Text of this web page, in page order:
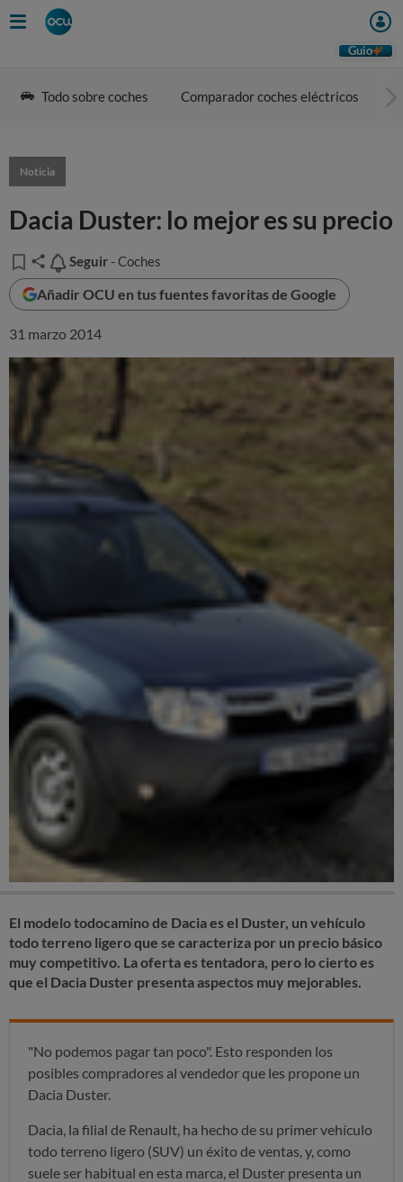
Guio
Todo sobre coches Comparador coches eléctricos
Noticia
Dacia Duster: lo mejor es su precio
Seguir
Seguir - Coches
Añadir OCU en tus fuentes favoritas de Google
31 marzo 2014
El modelo todocamino de Dacia es el Duster, un vehículo
todo terreno ligero que se caracteriza por un precio básico
muy competitivo. La oferta es tentadora, pero lo cierto es
que el Dacia Duster presenta aspectos muy mejorables.
"No podemos pagar tan poco". Esto responden los
posibles compradores al vendedor que les propone un
Dacia Duster.
Dacia, la filial de Renault, ha hecho de su primer vehículo
todo terreno ligero (SUV) un éxito de ventas, y, como
suele ser habitual en esta marca, el Duster presenta un